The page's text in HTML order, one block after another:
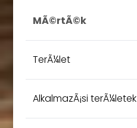
MÃ©rtÃ©k
TerÃ¼let
AlkalmazÃ¡si terÃ¼letek